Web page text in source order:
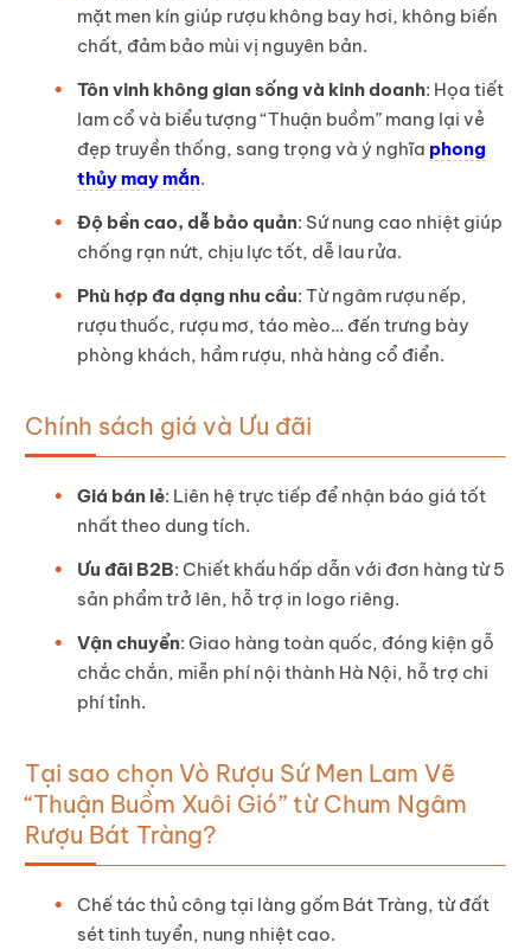
mặt men kín giúp rượu không bay hơi, không biến
chất, đảm bảo mùi vị nguyên bản.
Tôn vinh không gian sống và kinh doanh: Họa tiết
lam cổ và biểu tượng “Thuận buồm” mang lại vẻ
đẹp truyền thống, sang trọng và ý nghĩa phong
thủy may mắn.
Độ bền cao, dễ bảo quản: Sứ nung cao nhiệt giúp
chống rạn nứt, chịu lực tốt, dễ lau rửa.
Phù hợp đa dạng nhu cầu: Từ ngâm rượu nếp,
rượu thuốc, rượu mơ, táo mèo… đến trưng bày
phòng khách, hầm rượu, nhà hàng cổ điển.
Chính sách giá và Ưu đãi
Giá bán lẻ: Liên hệ trực tiếp để nhận báo giá tốt
nhất theo dung tích.
Ưu đãi B2B: Chiết khấu hấp dẫn với đơn hàng từ 5
sản phẩm trở lên, hỗ trợ in logo riêng.
Vận chuyển: Giao hàng toàn quốc, đóng kiện gỗ
chắc chắn, miễn phí nội thành Hà Nội, hỗ trợ chi
phí tỉnh.
Tại sao chọn Vò Rượu Sứ Men Lam Vẽ
“Thuận Buồm Xuôi Gió” từ Chum Ngâm
Rượu Bát Tràng?
Chế tác thủ công tại làng gốm Bát Tràng, từ đất
sét tinh tuyển, nung nhiệt cao.